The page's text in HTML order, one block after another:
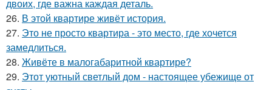
двоих, где важна каждая деталь.
26. В этой квартире живёт история.
27. Это не просто квартира - это место, где хочется
замедлиться.
28. Живёте в малогабаритной квартире?
29. Этот уютный светлый дом - настоящее убежище от